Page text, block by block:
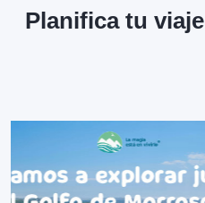
Planifica tu viaje